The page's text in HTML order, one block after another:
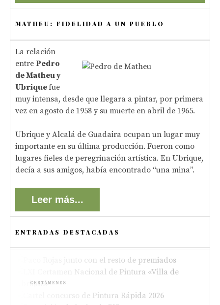
MATHEU: FIDELIDAD A UN PUEBLO
La relación
entre Pedro
de Matheu y
Ubriquefue
muy intensa, desde que llegara a pintar, por primera
vez en agosto de 1958 y su muerte en abril de 1965.
Ubrique y Alcalá de Guadaira ocupan un lugar muy
importante en su última producción. Fueron como
lugares fieles de peregrinación artística. En Ubrique,
decía a sus amigos, había encontrado “una mina”.
Leer más...
ENTRADAS DESTACADAS
Paco Rojas premiado en el XIII Concurso de
Pintura de Alboraya 2026
CERTÁMENES
Bases del LXI Certamen Nacional de Pintura